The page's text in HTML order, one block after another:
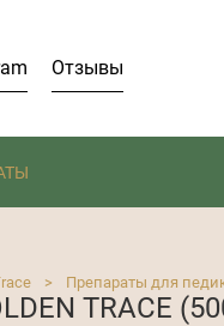
Отзывы
> Препараты для
TRACE